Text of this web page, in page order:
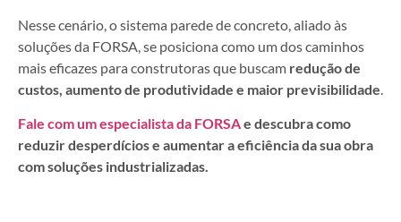
Nesse cenário, o sistema parede de concreto, aliado às
soluções da FORSA, se posiciona como um dos caminhos
mais eficazes para construtoras que buscam redução de
custos, aumento de produtividade e maior previsibilidade
Fale com um especialista da FORSAe descubra como
reduzir desperdícios e aumentar a eficiência da sua obra
com soluções industrializadas.